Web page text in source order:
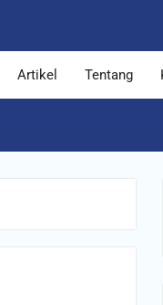
Artikel Tentang